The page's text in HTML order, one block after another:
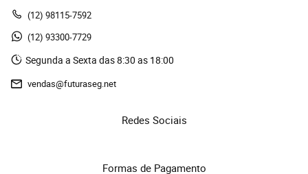
(12) 98115-7592
(12) 93300-7729
Segunda a Sexta das 8:30 as 18:00
vendas@futuraseg.net
Redes Sociais
Formas de Pagamento